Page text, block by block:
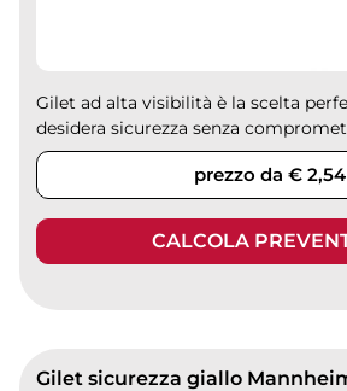
Gilet ad alta visibilità è la scelta
desidera sicurezza senza
prezzo da € 2,54
CALCOLA